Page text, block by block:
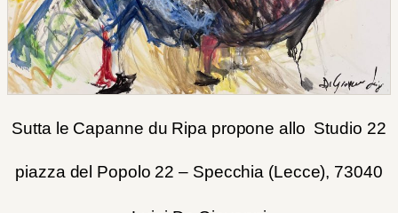
Sutta le Capanne du Ripa propone allo Studio 22
piazza del Popolo 22 – Specchia (Lecce), 73040